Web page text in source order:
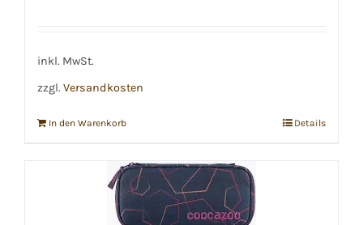
inkl. MwSt.
zzgl. Versandkosten
In den Warenkorb Details